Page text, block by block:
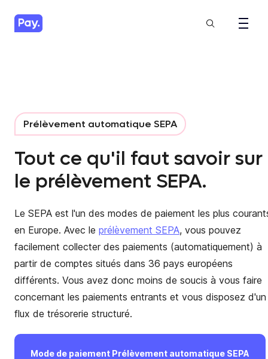
Prélèvement automatique SEPA
Tout ce qu'il faut savoir sur
le prélèvement SEPA.
Le SEPA est l'un des modes de paiement les plus
en Europe. Avec le prélèvement SEPA, vous pouvez
facilement collecter des paiements (automatiquement) à
partir de comptes situés dans 36 pays européens
différents. Vous avez donc moins de soucis à vous faire
concernant les paiements entrants et vous disposez d'un
flux de trésorerie structuré.
Mode de paiement Prélèvement automatique SEPA